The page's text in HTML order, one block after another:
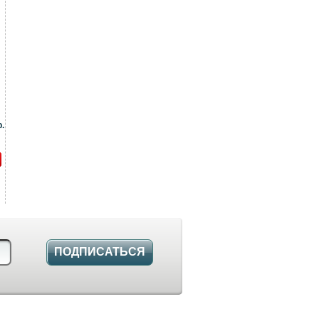
ПОДПИСАТЬСЯ